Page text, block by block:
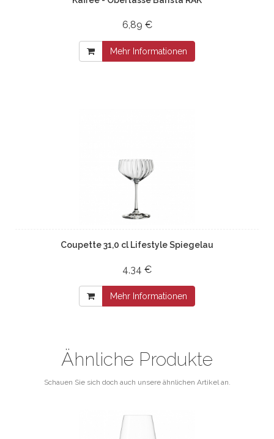
6,89 €
Mehr Informationen
Coupette 31,0 cl Lifestyle Spiegelau
4,34 €
Mehr Informationen
Ähnliche Produkte
Schauen Sie sich doch auch unsere ähnlichen Artikel an.